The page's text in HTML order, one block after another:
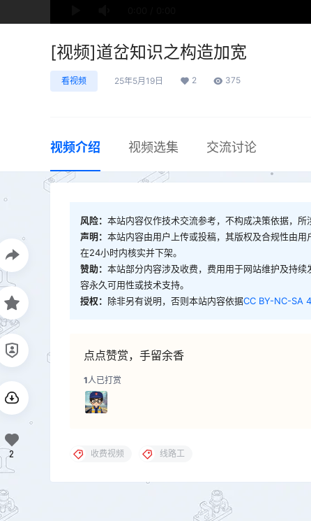
[视频]道岔知识之构造加宽
看视频 25年5月19日 2 375
视频介绍 视频选集 交流讨论
风险： 本站内容仅作技术交流参考，不构成决策依据，所
声明： 本站内容由用户上传或投稿，其版权及合规性由
在24小时内核实并下架。
赞助： 本站部分内容涉及收费，费用用于网站维护及持
容永久可用性或技术支持。
授权： 除非另有说明，否则本站内容依据CC BY-NC-SA
点点赞赏，手留余香
1人已打赏
2 收费视频 线路工